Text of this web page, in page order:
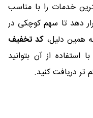
خدمات را با مناسب
دهد تا سهم کوچکی در
همین دلیل،کد تخفیف
استفاده از آن بتوانید
دریافت کنید.